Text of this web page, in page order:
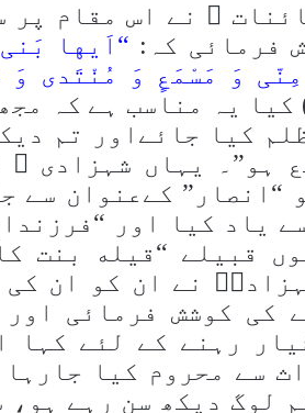
نے اس مقام پر
فرمائی کہ: “اَیها
وَ مَسْمَعٍ وَ مُنْتَدی وَ
کیا یہ مناسب ہے كہ
کیا جائےاور تم
ہو”۔ یہاں شہزادی
“انصار” کےعنوان سے
یاد کیا اور
قبیلے “قیله بنت
نے ان کو ان
کی کوشش فرمائی
رہنے کے لئے کہا
سے محروم کیا
لوگ دیکھ سن رہے